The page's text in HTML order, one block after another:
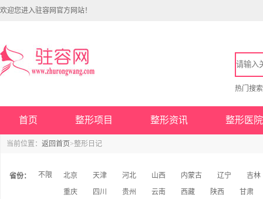
欢迎您进入驻容网官方网站！
热门搜
首页 整形项目 整形资讯 整形医院
当前位置： 返回首页>整形日记
省份： 北京 天津 河北 山西 内蒙古 辽宁
吉林
重庆
四川 贵州 云南 西藏 陕西 甘肃
不限